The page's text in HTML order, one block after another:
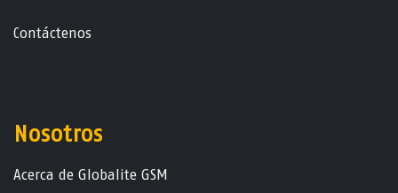
Contáctenos
Nosotros
Acerca de Globalite GSM